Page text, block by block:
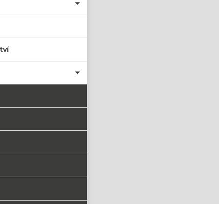
PŘIHLÁSIT SE
nastavit nové heslo